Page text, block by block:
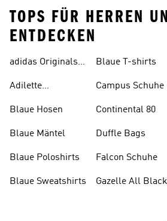
TOPS FÜR HERREN
ENTDECKEN
adidas Originals
Adilette
Blaue Hosen
Blaue Mäntel
Blaue Poloshirts
Blaue Sweatshirts
Blaue T-shirts
Campus Schuhe
Continental 80
Duffle Bags
Falcon Schuhe
Gazelle All Black